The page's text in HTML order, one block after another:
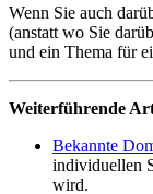
Wenn Sie auch
(anstatt wo Sie
und ein Thema für
Weiterführende
Bekannte
individuellen
wird.